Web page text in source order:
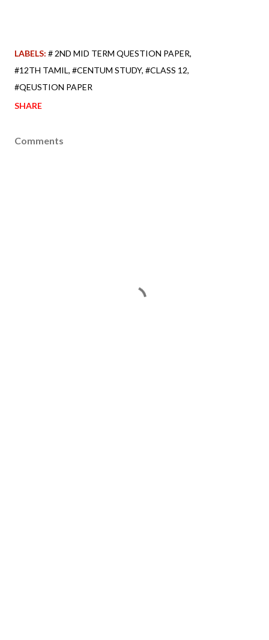
LABELS: # 2ND MID TERM QUESTION PAPER
#12TH TAMIL #CENTUM STUDY #CLASS 12
#QEUSTION PAPER
SHARE
Comments